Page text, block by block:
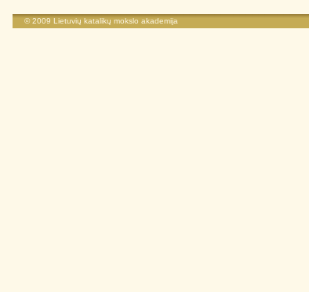
© 2009 Lietuvių katalikų mokslo akademija